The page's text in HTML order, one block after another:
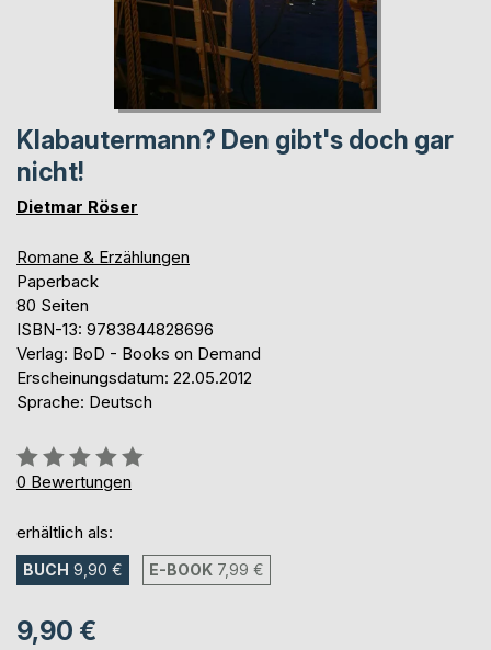
Klabautermann? Den gibt's doch gar
nicht!
Dietmar Röser
Romane & Erzählungen
Paperback
80 Seiten
ISBN-13: 9783844828696
Verlag: BoD - Books on Demand
Erscheinungsdatum: 22.05.2012
Sprache: Deutsch
Bewertung::
0%
0 Bewertungen
erhältlich als:
BUCH 9,90 € E-BOOK 7,99 €
9,90 €